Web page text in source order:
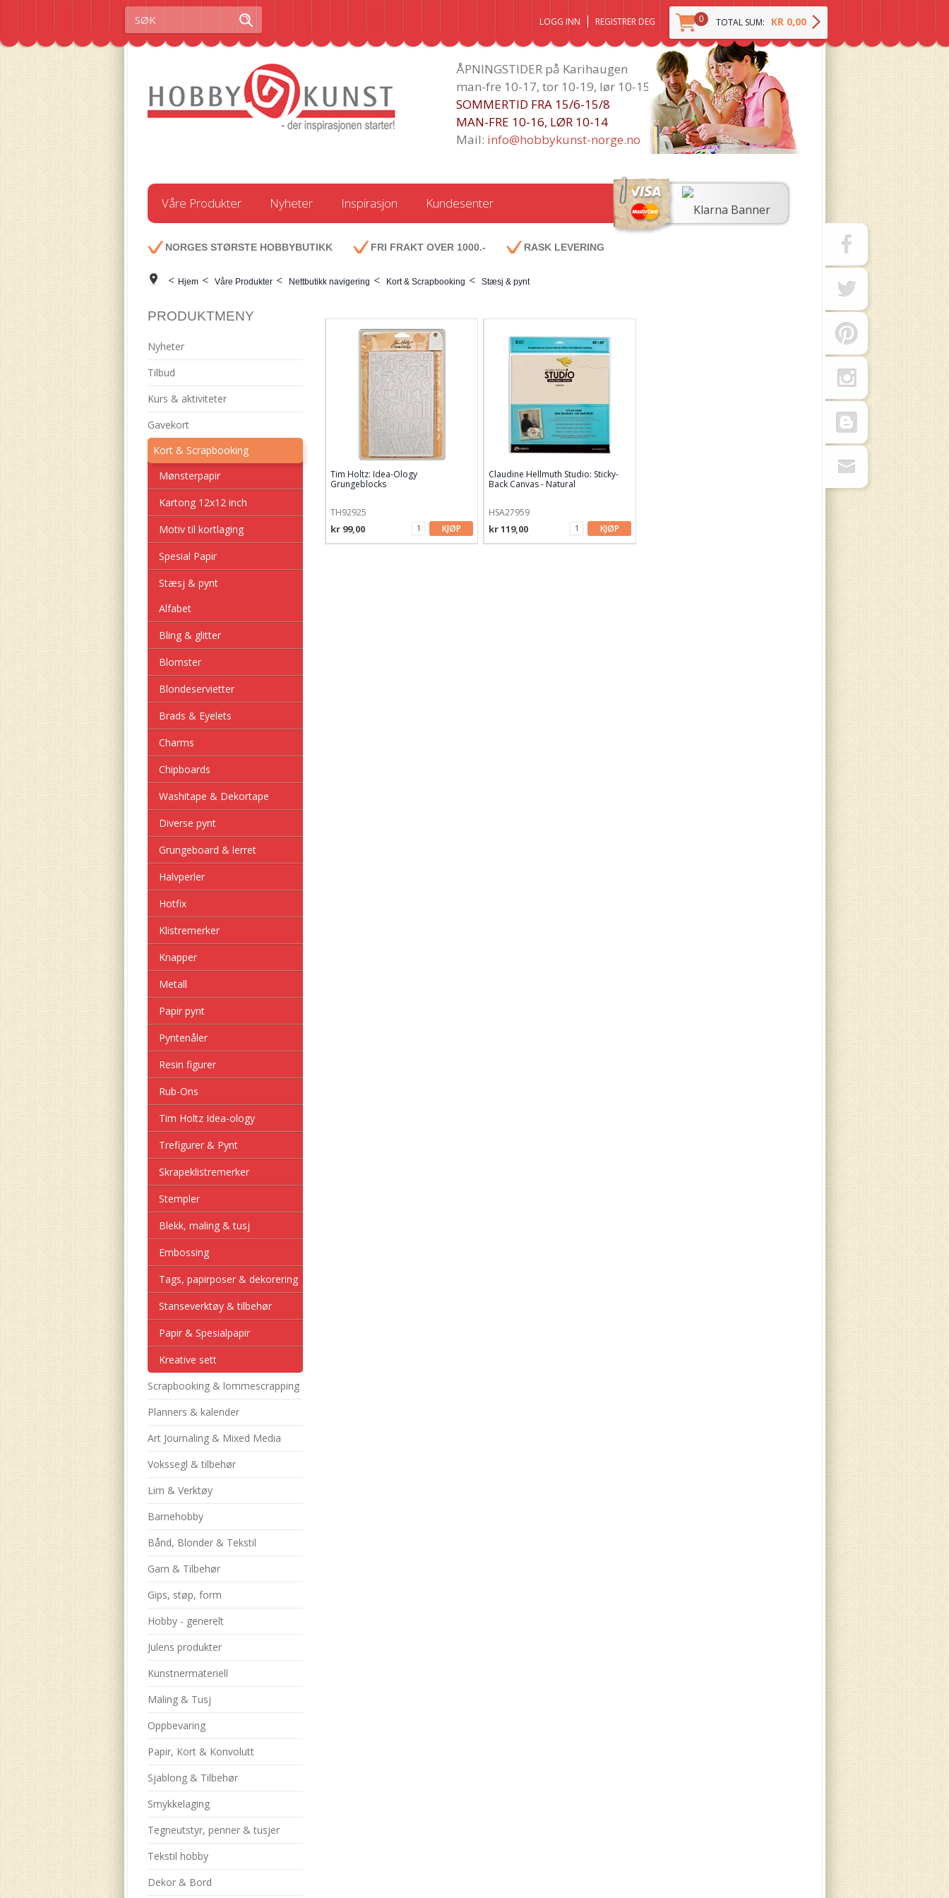
0 TOTAL SUM: KR 0,00
LOGG INN REGISTRER DEG
ÅPNINGSTIDER på Karihaugen
man-fre 10-17, tor 10-19, lør 10-15
SOMMERTID FRA 15/6-15/8
MAN-FRE 10-16, LØR 10-14
Mail: info@hobbykunst-norge.no
Våre Produkter Nyheter Inspirasjon Kundesenter
NORGES STØRSTE HOBBYBUTIKK FRI FRAKT OVER 1000.- RASK LEVERING
< Hjem < Våre Produkter < Nettbutikk navigering < Kort & Scrapbooking < Stæsj & pynt
PRODUKTMENY
Nyheter
Tilbud
Kurs & aktiviteter
Gavekort
Kort & Scrapbooking
Mønsterpapir
Kartong 12x12 inch
Motiv til kortlaging
Spesial Papir
Stæsj & pynt
Alfabet
Bling & glitter
Blomster
Blondeservietter
Brads & Eyelets
Charms
Chipboards
Washitape & Dekortape
Diverse pynt
Grungeboard & lerret
Halvperler
Hotfix
Klistremerker
Knapper
Metall
Papir pynt
Pyntenåler
Resin figurer
Rub-Ons
Tim Holtz Idea-ology
Trefigurer & Pynt
Skrapeklistremerker
Stempler
Blekk, maling & tusj
Embossing
Tags, papirposer & dekorering
Stanseverktøy & tilbehør
Papir & Spesialpapir
Kreative sett
Scrapbooking & lommescrapping
Planners & kalender
Art Journaling & Mixed Media
Vokssegl & tilbehør
Lim & Verktøy
Barnehobby
Bånd, Blonder & Tekstil
Garn & Tilbehør
Gips, støp, form
Hobby - generelt
Julens produkter
Kunstnermateriell
Maling & Tusj
Oppbevaring
Papir, Kort & Konvolutt
Sjablong & Tilbehør
Smykkelaging
Tegneutstyr, penner & tusjer
Tekstil hobby
Dekor & Bord
Tim Holtz: Idea-Ology
Grungeblocks
TH92925
kr 99,00 KJØP
Claudine Hellmuth Studio: Sticky-
Back Canvas - Natural
HSA27959
kr 119,00 KJØP